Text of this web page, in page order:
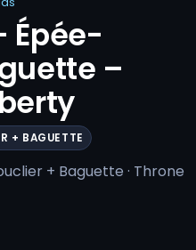
Épée-
–
+ BAGUETTE
+ Baguette · Throne